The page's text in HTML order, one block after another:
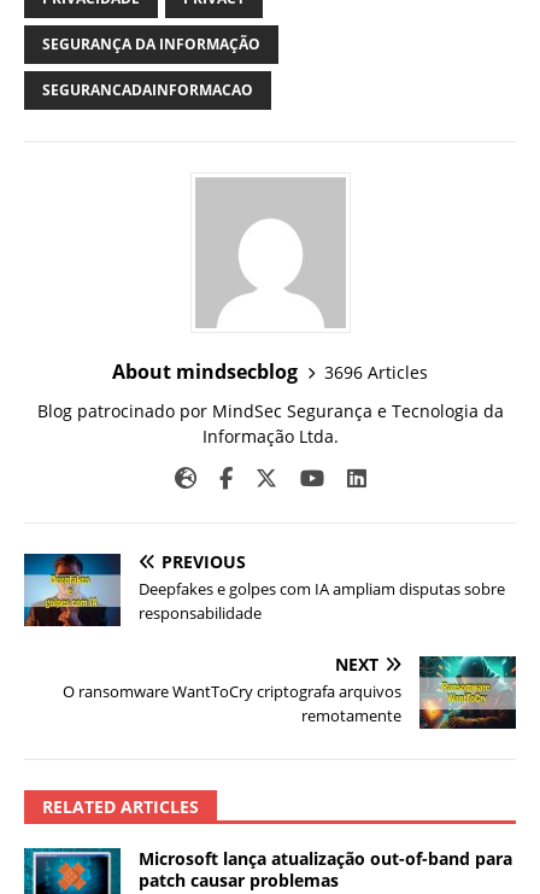
SEGURANÇA DA INFORMAÇÃO
SEGURANCADAINFORMACAO
About mindsecblog
3696 Articles
Blog patrocinado por MindSec Segurança e Tecnologia da
Informação Ltda.
PREVIOUS
Deepfakes e golpes com IA ampliam disputas sobre
responsabilidade
NEXT
O ransomware WantToCry criptografa arquivos
remotamente
RELATED ARTICLES
Microsoft lança atualização out-of-band para
patch causar problemas